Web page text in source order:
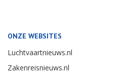
ONZE WEBSITES
Luchtvaartnieuws.nl
Zakenreisnieuws.nl